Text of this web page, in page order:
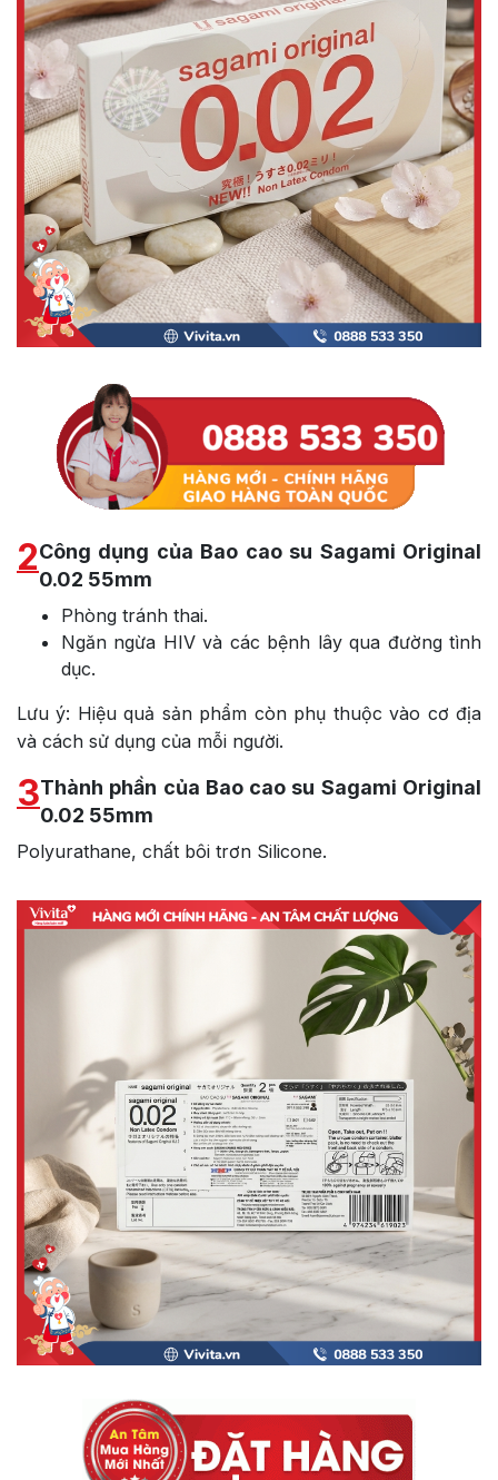
2Công dụng của Bao cao su Sagami Original
0.02 55mm
Phòng tránh thai.
Ngăn ngừa HIV và các bệnh lây qua đường tình
dục.
Lưu ý: Hiệu quả sản phẩm còn phụ thuộc vào cơ địa
và cách sử dụng của mỗi người.
3Thành phần của Bao cao su Sagami Original
0.02 55mm
Polyurathane, chất bôi trơn Silicone.